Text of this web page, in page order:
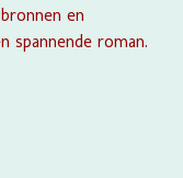
en
spannende roman.